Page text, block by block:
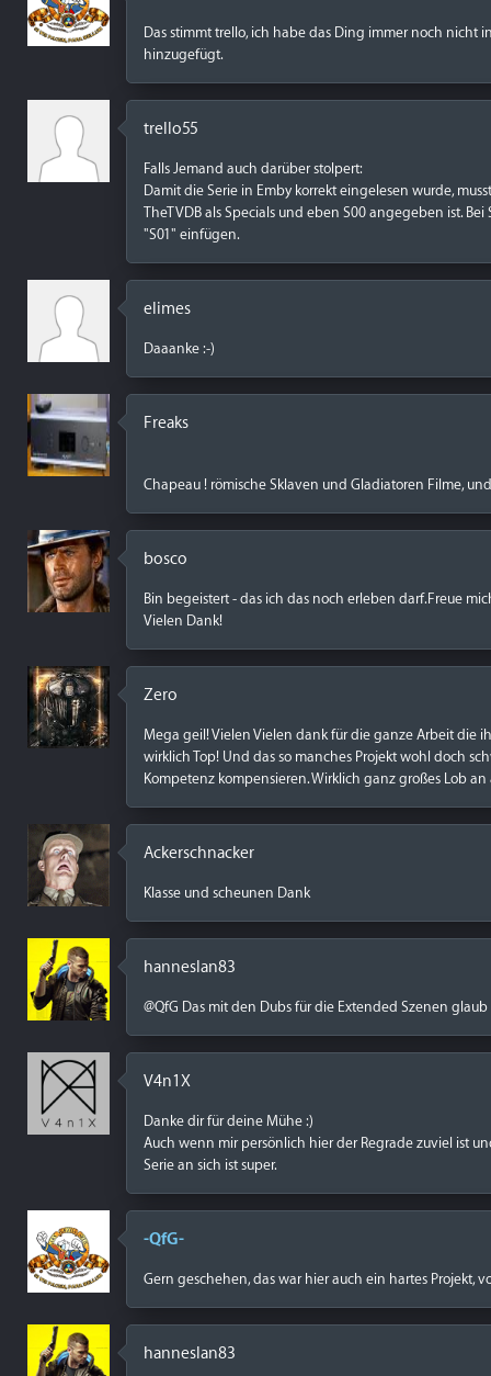
Das stimmt trello, ich habe das Ding immer noch nicht
hinzugefügt.
trello55
Falls Jemand auch darüber stolpert:
Damit die Serie in Emby korrekt eingelesen wurde,
TheTVDB als Specials und eben S00 angegeben ist.
"S01" einfügen.
elimes
Daaanke :-)
Freaks
Chapeau ! römische Sklaven und Gladiatoren Filme,
bosco
Bin begeistert - das ich das noch erleben darf.Freue
Vielen Dank!
Zero
Mega geil! Vielen Vielen dank für die ganze Arbeit die
wirklich Top! Und das so manches Projekt wohl doch
Kompetenz kompensieren. Wirklich ganz großes Lob
Ackerschnacker
Klasse und scheunen Dank
hanneslan83
@QfG Das mit den Dubs für die Extended Szenen
V4n1X
Danke dir für deine Mühe :)
Auch wenn mir persönlich hier der Regrade zuviel ist
Serie an sich ist super.
-QfG-
Gern geschehen, das war hier auch ein hartes Projekt,
hanneslan83